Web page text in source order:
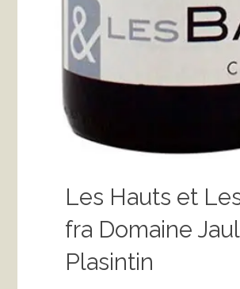
Les Hauts et
fra Domaine
Plasintin